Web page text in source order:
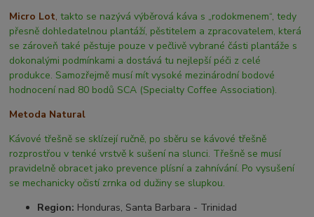
Micro Lot, takto se nazývá výběrová káva s „rodokmenem“, tedy
přesně dohledatelnou plantáží, pěstitelem a zpracovatelem, která
se zároveň také pěstuje pouze v pečlivě vybrané části plantáže s
dokonalými podmínkami a dostává tu nejlepší péči z celé
produkce. Samozřejmě musí mít vysoké mezinárodní bodové
hodnocení nad 80 bodů SCA (Specialty Coffee Association).
Metoda Natural
Kávové třešně se sklízejí ručně, po sběru se kávové třešně
rozprostřou v tenké vrstvě k sušení na slunci. Třešně se musí
pravidelně obracet jako prevence plísní a zahnívání. Po vysušení
se mechanicky očistí zrnka od dužiny se slupkou.
Region: Honduras, Santa Barbara - Trinidad